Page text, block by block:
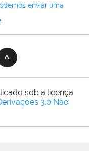
enviar uma
.
sob a licença
3.0 Não